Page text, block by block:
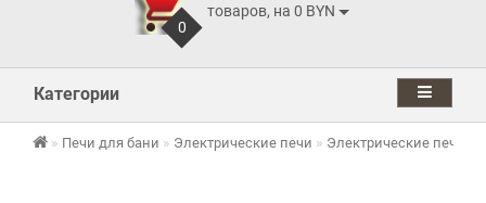
0
товаров, на 0 BYN
Категории
Печи для бани Электрические печи Электрические печи